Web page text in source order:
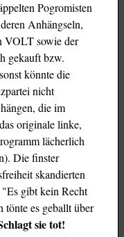
Pogromisten
Anhängseln,
VOLT sowie der
gekauft bzw.
könnte die
nicht
die im
originale linke,
lächerlich
Die finster
skandierten
gibt kein Recht
es geballt über
sie tot!